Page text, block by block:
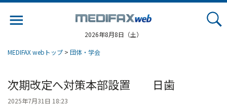
2026年8月8日（土）
MEDIFAX webトップ > 団体・学会
次期改定へ対策本部設置 日歯
2025年7月31日 18:23